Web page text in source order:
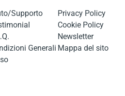
Supporto
Generali
Privacy Policy
Cookie Policy
Newsletter
Mappa del sito